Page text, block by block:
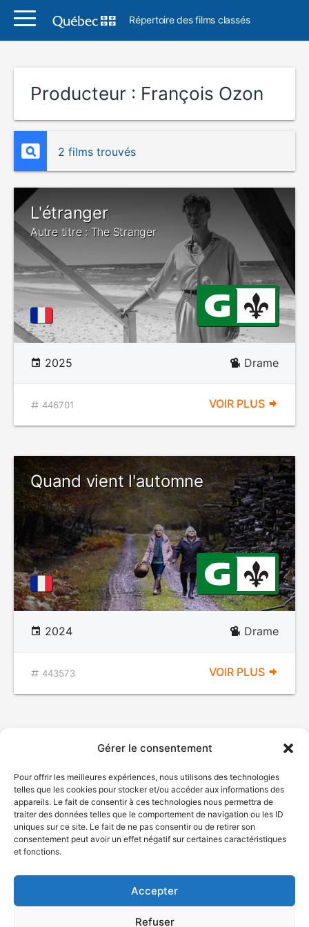
Gérer le consentement
Pour offrir les meilleures expériences, nous utilisons des technologies
telles que les cookies pour stocker et/ou accéder aux informations des
appareils. Le fait de consentir à ces technologies nous permettra de
traiter des données telles que le comportement de navigation ou les ID
uniques sur ce site. Le fait de ne pas consentir ou de retirer son
consentement peut avoir un effet négatif sur certaines caractéristiques
et fonctions.
Accepter
Refuser
Répertoire des films classés
Producteur : François Ozon
2 films trouvés
L'étranger
Autre titre : The Stranger
2025 Drame
446701 VOIR PLUS
Quand vient l'automne
2024 Drame
443573 VOIR PLUS
© Gouvernement du Québec, 2026
Plan du site
Accessibilité
Accès à l'information
Déclaration de services